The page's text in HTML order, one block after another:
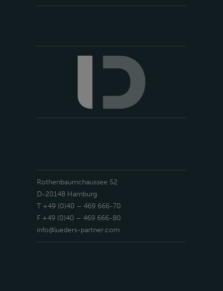
Rothenbaumchaussee 52
D-20148 Hamburg
T +49 (0)40 – 469 666-70
F +49 (0)40 – 469 666-80
info@lueders-partner.com